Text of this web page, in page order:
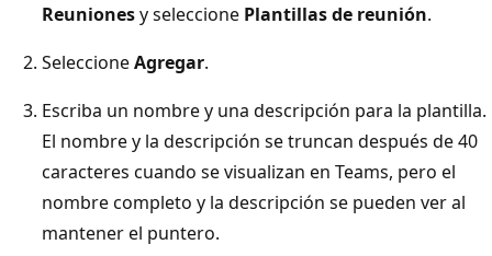
Reunionesy seleccione Plantillas de reunión.
SeleccioneAgregar.
Escriba un nombre y una descripción para la plantilla.
El nombre y la descripción se truncan después de 40
caracteres cuando se visualizan en Teams, pero el
nombre completo y la descripción se pueden ver al
mantener el puntero.